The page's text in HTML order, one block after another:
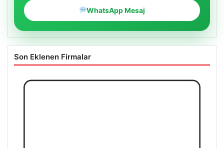
WhatsApp Mesaj
Son Eklenen Firmalar